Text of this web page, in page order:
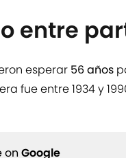
entre
esperar 56 años
fue entre 1934 y
on Google